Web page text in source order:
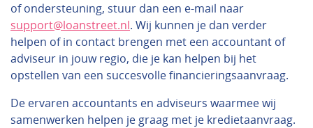
of ondersteuning, stuur dan een e-mail naar
support@loanstreet.nl. Wij kunnen je dan verder
helpen of in contact brengen met een accountant of
adviseur in jouw regio, die je kan helpen bij het
opstellen van een succesvolle financieringsaanvraag.
De ervaren accountants en adviseurs waarmee wij
samenwerken helpen je graag met je kredietaanvraag.